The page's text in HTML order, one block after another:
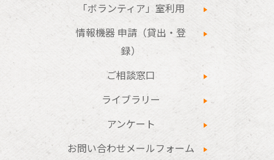
「ボランティア」室利用
情報機器 申請（貸出・登
録）
ご相談窓口
ライブラリー
アンケート
お問い合わせメールフォーム